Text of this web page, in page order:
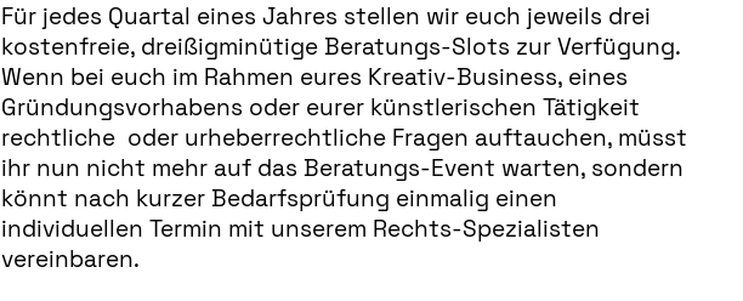
Für jedes Quartal eines Jahres stellen wir euch jeweils drei
kostenfreie, dreißigminütige Beratungs-Slots zur Verfügung.
Wenn bei euch im Rahmen eures Kreativ-Business, eines
Gründungsvorhabens oder eurer künstlerischen Tätigkeit
rechtliche oder urheberrechtliche Fragen auftauchen, müsst
ihr nun nicht mehr auf das Beratungs-Event warten, sondern
könnt nach kurzer Bedarfsprüfung einmalig einen
individuellen Termin mit unserem Rechts-Spezialisten
vereinbaren.